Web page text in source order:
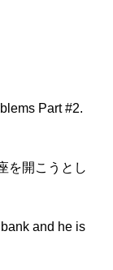
Part #2.
を開こうとし
and he is